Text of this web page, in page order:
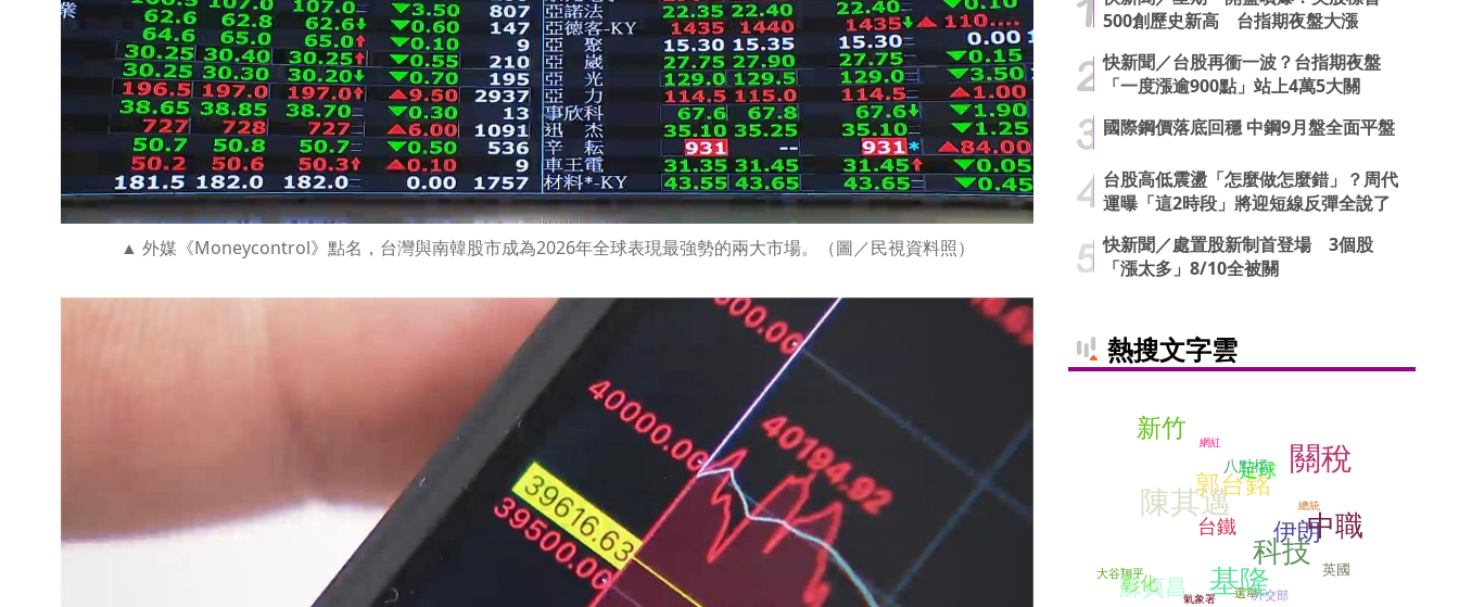
外媒《Moneycontrol》點名，台灣與南韓股市成為2026年全球表現最強勢的兩大市場。（圖／民視資料照）
500創歷史新高 台指期夜盤大漲
快新聞／台股再衝一波？台指期夜盤
「一度漲逾900點」站上4萬5大關
國際鋼價落底回穩 中鋼9月盤全面平盤
台股高低震盪「怎麼做怎麼錯」？周代
運曝「這2時段」將迎短線反彈全說了
快新聞／處置股新制首登場 3個股
「漲太多」8/10全被關
熱搜文字雲
網紅
伊朗
郭台銘
新竹
英國
大谷翔平
總統
選舉
足球
蘇貞昌
中職
台鐵
陳其邁
關稅
彰化
科技
八點檔
外交部
氣象署基隆